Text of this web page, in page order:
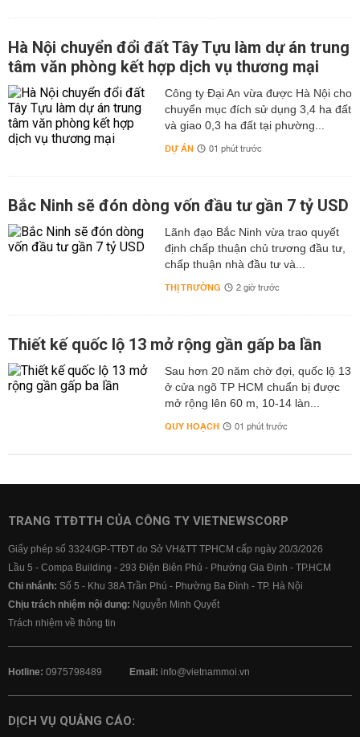
Hà Nội chuyển đổi đất Tây Tựu làm dự án trung
tâm văn phòng kết hợp dịch vụ thương mại
Công ty Đại An vừa được Hà Nội cho
chuyển mục đích sử dụng 3,4 ha đất
và giao 0,3 ha đất tại phường...
DỰ ÁN 01 phút trước
Bắc Ninh sẽ đón dòng vốn đầu tư gần 7 tỷ USD
Lãnh đạo Bắc Ninh vừa trao quyết
định chấp thuận chủ trương đầu tư,
chấp thuận nhà đầu tư và...
THỊ TRƯỜNG 2 giờ trước
Thiết kế quốc lộ 13 mở rộng gần gấp ba lần
Sau hơn 20 năm chờ đợi, quốc lộ 13
ở cửa ngõ TP HCM chuẩn bị được
mở rộng lên 60 m, 10-14 làn...
QUY HOẠCH 01 phút trước
TRANG TTĐTTH CỦA CÔNG TY VIETNEWSCORP
Giấy phép số 3324/GP-TTĐT do Sở VH&TT TPHCM cấp ngày 20/3/2026
Lầu 5 - Compa Building - 293 Điện Biên Phủ - Phường Gia Định - TP.HCM
Chi nhánh: Số 5 - Khu 38A Trần Phú - Phường Ba Đình - TP. Hà Nội
Chịu trách nhiệm nội dung: Nguyễn Minh Quyết
Trách nhiệm về thông tin
Hotline: 0975798489 Email: info@vietnammoi.vn
DỊCH VỤ QUẢNG CÁO: